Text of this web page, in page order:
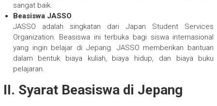
sangat baik.
Beasiswa JASSO
JASSO adalah singkatan dari Japan Student Services
Organization. Beasiswa ini terbuka bagi siswa internasional
yang ingin belajar di Jepang. JASSO memberikan bantuan
dalam bentuk biaya kuliah, biaya hidup, dan biaya buku
pelajaran.
II. Syarat Beasiswa di Jepang